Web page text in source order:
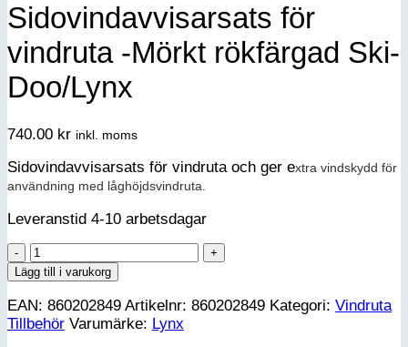
Sidovindavvisarsats för
vindruta -Mörkt rökfärgad Ski-
Doo/Lynx
740.00 kr inkl. moms
Sidovindavvisarsats för vindruta och ger extra vindskydd för
användning med låghöjdsvindruta.
Leveranstid 4-10 arbetsdagar
Sidovindavvisarsats
för
-
Mörkt
Lägg till i varukorg
EAN: 860202849 Artikelnr: 860202849 Kategori: Vindruta
Tillbehör Varumärke: Lynx